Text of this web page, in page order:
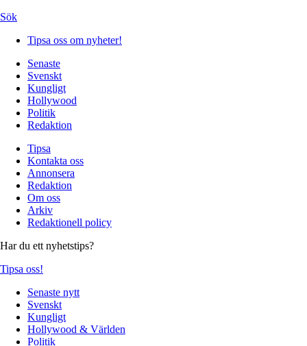
Sök
Tipsa oss om nyheter!
Senaste
Svenskt
Kungligt
Hollywood
Politik
Redaktion
Tipsa
Kontakta oss
Annonsera
Redaktion
Om oss
Arkiv
Redaktionell policy
Har du ett nyhetstips?
Tipsa oss!
Senaste nytt
Svenskt
Kungligt
Hollywood & Världen
Politik